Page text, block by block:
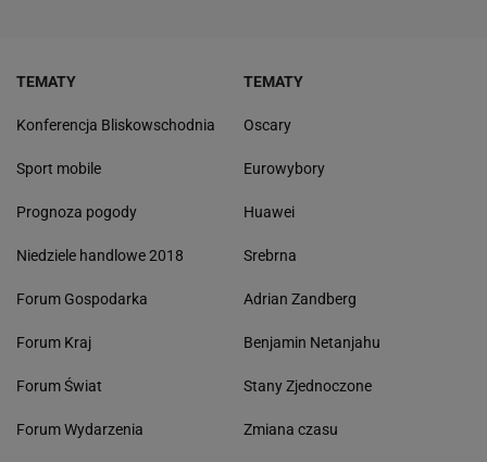
TEMATY
Konferencja Bliskowschodnia
Sport mobile
Prognoza pogody
Niedziele handlowe 2018
Forum Gospodarka
Forum Kraj
Forum Świat
Forum Wydarzenia
TEMATY
Oscary
Eurowybory
Huawei
Srebrna
Adrian Zandberg
Benjamin Netanjahu
Stany Zjednoczone
Zmiana czasu